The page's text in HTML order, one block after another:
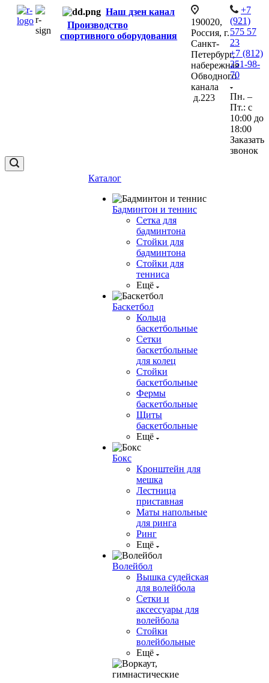
Наш дзен канал
Производство
спортивного оборудования
190020,
Россия, г.
Санкт-
Петербург,
набережная
Обводного
канала
д.223
+7
(921)
575 57
23
+7 (812)
251-98-
70
Пн. –
Пт.: с
10:00 до
18:00
Заказать
звонок
Каталог
Бадминтон и теннис
Сетка для
бадминтона
Стойки для
бадминтона
Стойки для
тенниса
Ещё
Баскетбол
Кольца
баскетбольные
Сетки
баскетбольные
для колец
Стойки
баскетбольные
Фермы
баскетбольные
Щиты
баскетбольные
Ещё
Бокс
Кронштейн для
мешка
Лестница
приставная
Маты напольные
для ринга
Ринг
Ещё
Волейбол
Вышка судейская
для волейбола
Сетки и
аксессуары для
волейбола
Стойки
волейбольные
Ещё